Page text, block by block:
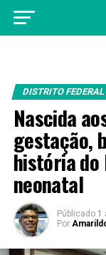
DISTRITO FEDERAL
Nascida
gestação,
história do
neonatal
Públicado 1
Por